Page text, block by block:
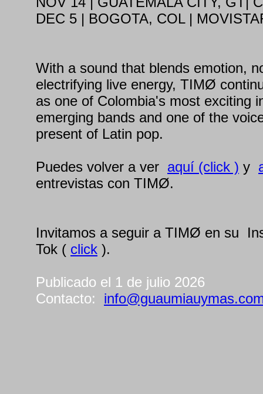
DEC 5 | BOGOTA, COL |
With a sound that blends emotion,
electrifying live energy, TIMØ
as one of Colombia's most exciting
emerging bands and one of the
present of Latin pop.
Puedes volver a ver aquí (click ) y
entrevistas con TIMØ.
Invitamos a seguir a TIMØ en su
Tok ( click ).
Publicado el 1 de julio 2026
Contacto: